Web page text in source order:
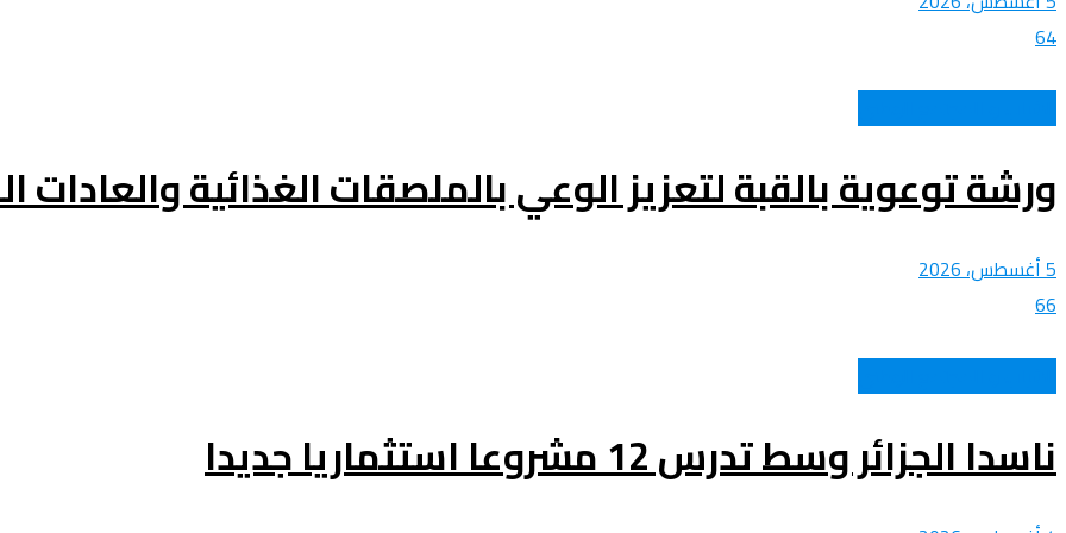
64
ورشة توعوية بالقبة لتعزيز الوعي بالملصقات الغذائية والعادات
5 أغسطس، 2026
66
ناسدا الجزائر وسط تدرس 12 مشروعا استثماريا جديدا